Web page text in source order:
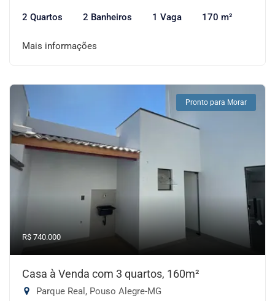
2 Quartos 2 Banheiros 1 Vaga 170 m²
Mais informações
Pronto para Morar
R$ 740.000
Casa à Venda com 3 quartos, 160m²
Parque Real, Pouso Alegre-MG